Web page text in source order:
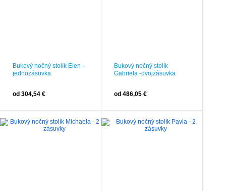
Bukový nočný stolík Elen -
jednozásuvka
od 304,54 €
Bukový nočný stolík
Gabriela -dvojzásuvka
od 486,05 €